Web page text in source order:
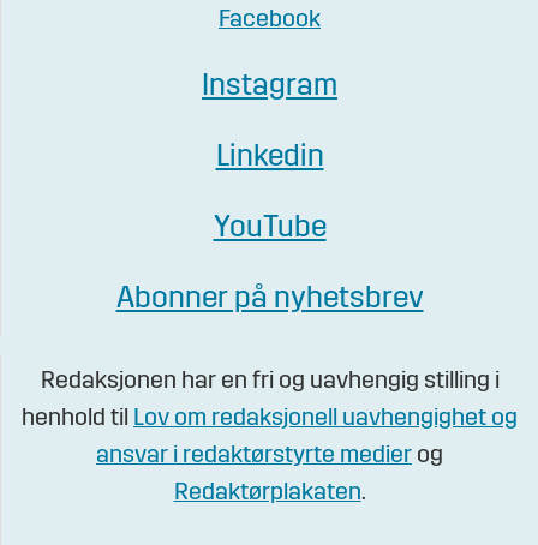
Facebook
Instagram
Linkedin
YouTube
Abonner på nyhetsbrev
Redaksjonen har en fri og uavhengig stilling i
henhold til Lov om redaksjonell uavhengighet og
ansvar i redaktørstyrte medier og
Redaktørplakaten.